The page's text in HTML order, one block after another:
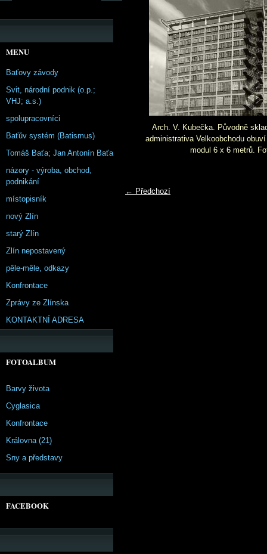
Arch. V. Kubečka. Původně
administrativa Velkoobchodu
modul 6 x 6 metrů.
← Předchozí
MENU
Baťovy závody
Svit, národní podnik (o.p.;
VHJ; a.s.)
spolupracovníci
Baťův systém (Batismus)
Tomáš Baťa; Jan Antonín Baťa
názory - výroba, obchod,
podnikání
místopisník
nový Zlín
starý Zlín
Zlín nepostavený
pêle-mêle, odkazy
Konfrontace
Zprávy ze Zlínska
KONTAKTNÍ ADRESA
FOTOALBUM
Barvy života
Cyglasica
Konfrontace
Královna (21)
Sny a představy
FACEBOOK